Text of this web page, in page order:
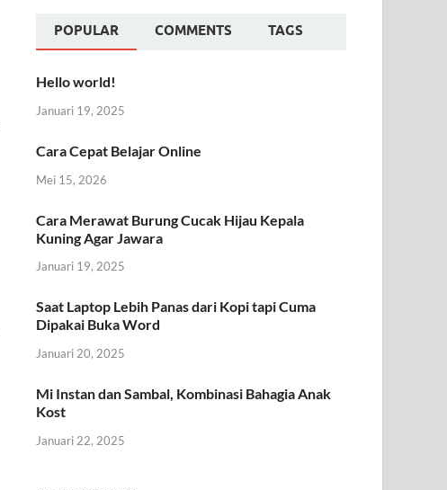
POPULAR COMMENTS TAGS
Hello world!
Januari 19, 2025
Cara Cepat Belajar Online
Mei 15, 2026
Cara Merawat Burung Cucak Hijau Kepala
Kuning Agar Jawara
Januari 19, 2025
Saat Laptop Lebih Panas dari Kopi tapi Cuma
Dipakai Buka Word
Januari 20, 2025
Mi Instan dan Sambal, Kombinasi Bahagia Anak
Kost
Januari 22, 2025